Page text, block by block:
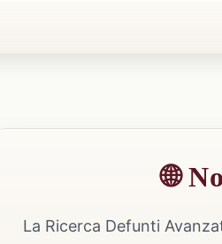
🌐
La Ricerca Defunti